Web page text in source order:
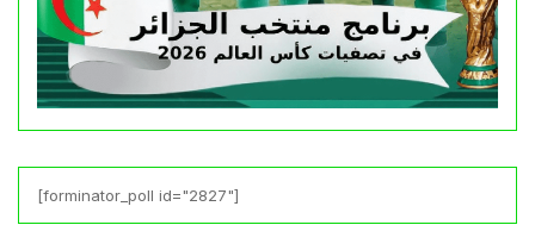
[forminator_poll id="2827"]